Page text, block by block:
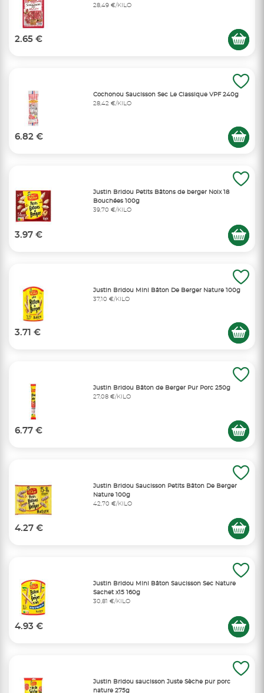
28,49 €/KILO
2.65 €
Cochonou Saucisson Sec Le Classique VPF 240g
28,42 €/KILO
6.82 €
Justin Bridou Petits Bâtons de berger Noix 18
Bouchées 100g
39,70 €/KILO
3.97 €
Justin Bridou Mini Bâton De Berger Nature 100g
37,10 €/KILO
3.71 €
Justin Bridou Bâton de Berger Pur Porc 250g
27,08 €/KILO
6.77 €
Justin Bridou Saucisson Petits Bâton De Berger
Nature 100g
42,70 €/KILO
4.27 €
Justin Bridou Mini Bâton Saucisson Sec Nature
Sachet x15 160g
30,81 €/KILO
4.93 €
Justin Bridou saucisson Juste Sèche pur porc
nature 275g